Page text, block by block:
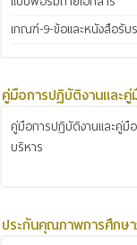
เกณฑ์-9-ข้อและหนังสือรับ
คู่มือการปฏิบัติงานและคู่
คู่มือการปฏิบัติงานและคู่มื
บริหาร
ประกันคุณภาพการศึกษา